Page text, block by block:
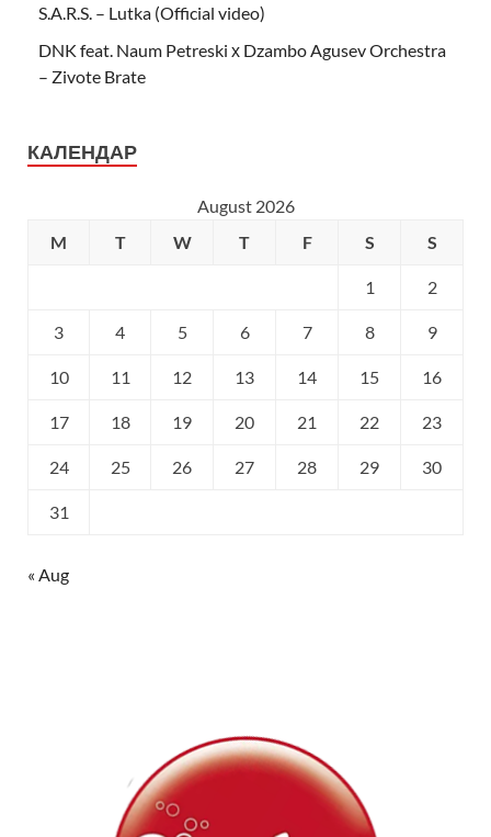
S.A.R.S. – Lutka (Official video)
DNK feat. Naum Petreski х Dzambo Agusev Orchestra
– Zivote Brate
КАЛЕНДАР
August 2026
M
T W T F S S
1 2
3 4 5 6 7 8 9
10 11 12 13 14 15 16
17 18 19 20 21 22 23
24 25 26 27 28 29 30
31
« Aug